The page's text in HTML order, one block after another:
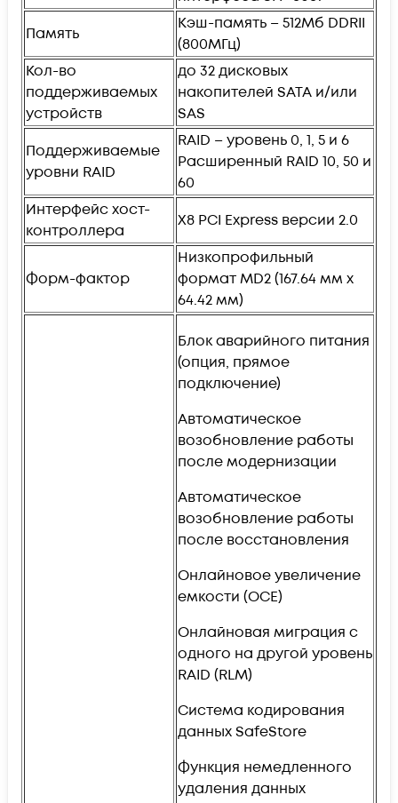
Память
Кэш-память – 512Мб DDRII
(800МГц)
Кол-во
поддерживаемых
устройств
до 32 дисковых
накопителей SATA и/или
SAS
Поддерживаемые
уровни RAID
RAID – уровень 0, 1, 5 и 6
Расширенный RAID 10, 50 и
60
Интерфейс хост-
контроллера
X8 PCI Express версии 2.0
Форм-фактор
Низкопрофильный
формат MD2 (167.64 мм х
64.42 мм)
Блок аварийного питания
(опция, прямое
подключение)
Автоматическое
возобновление работы
после модернизации
Автоматическое
возобновление работы
после восстановления
Онлайновое увеличение
емкости (OCE)
Онлайновая миграция с
одного на другой уровень
RAID (RLM)
Система кодирования
данных SafeStore
Функция немедленного
удаления данных